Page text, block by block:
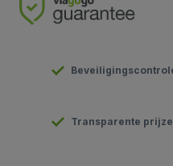
Transparente